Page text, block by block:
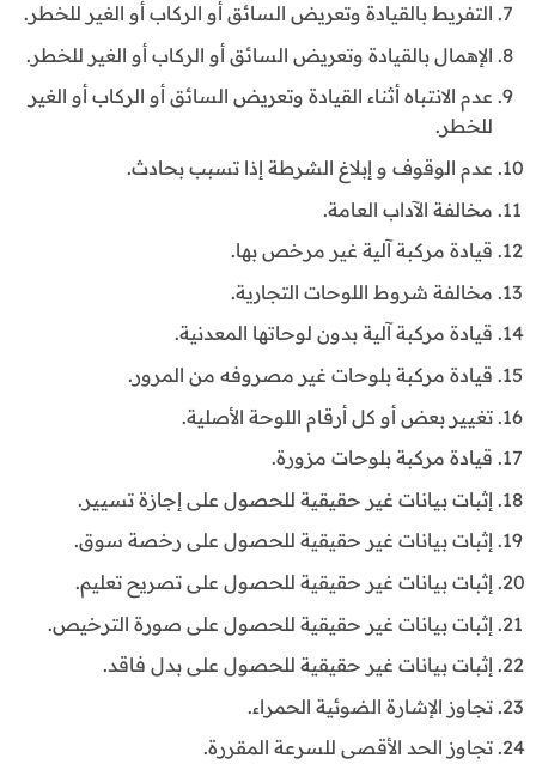
التفريط بالقيادة وتعريض السائق أو الركاب أو الغير للخطر.
الإهمال بالقيادة وتعريض السائق أو الركاب أو الغير للخطر.
عدم الانتباه أثناء القيادة وتعريض السائق أو الركاب أو الغير
للخطر.
عدم الوقوف و إبلاغ الشرطة إذا تسبب بحادث.
مخالفة الآداب العامة.
قيادة مركبة آلية غير مرخص بها.
مخالفة شروط اللوحات التجارية.
قيادة مركبة آلية بدون لوحاتها المعدنية.
قيادة مركبة بلوحات غير مصروفه من المرور.
تغيير بعض أو كل أرقام اللوحة الأصلية.
قيادة مركبة بلوحات مزورة.
إثبات بيانات غير حقيقية للحصول على إجازة تسيير.
إثبات بيانات غير حقيقية للحصول على رخصة سوق.
إثبات بيانات غير حقيقية للحصول على تصريح تعليم.
إثبات بيانات غير حقيقية للحصول على صورة الترخيص.
إثبات بيانات غير حقيقية للحصول على بدل فاقد.
تجاوز الإشارة الضوئية الحمراء.
تجاوز الحد الأقصى للسرعة المقررة.